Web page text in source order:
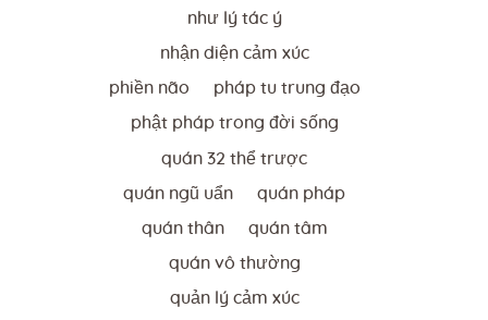
như lý tác ý
nhận diện cảm xúc
phiền não pháp tu trung đạo
phật pháp trong đời sống
quán 32 thể trược
quán ngũ uẩn quán pháp
quán thân quán tâm
quán vô thường
quản lý cảm xúc